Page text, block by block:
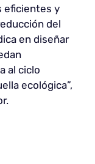
eficientes y
del
en diseñar
al ciclo
ecológica”,